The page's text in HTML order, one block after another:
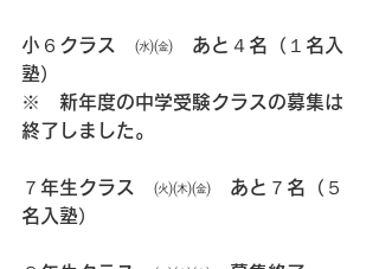
小６クラス　㈬㈮　あと４名（１名入
塾）
※　新年度の中学受験クラスの募集は
終了しました。
７年生クラス　㈫㈭㈮　あと７名（５
名入塾）